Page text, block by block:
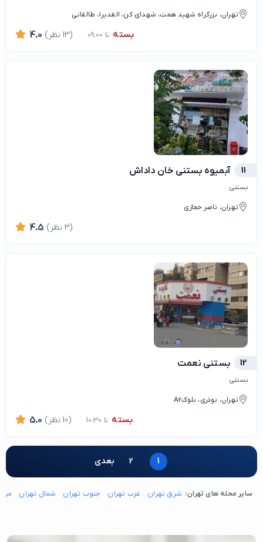
تهران، بزرگراه شهید همت، شهدای کن، الغدیر1، طالقانی
بسته تا 09:00 4.0 (13 نظر)
11 آبمیوه بستنی خان داداش
بستنی
تهران، ناصر حجازی
4.5 (3 نظر)
12 بستنی نعمت
بستنی
تهران، بوذری، بلوکA2
بسته تا 10:30 5.0 (10 نظر)
1
2 بعدی
سایر محله های تهران: شرق تهران غرب تهران جنوب تهران شمال تهران